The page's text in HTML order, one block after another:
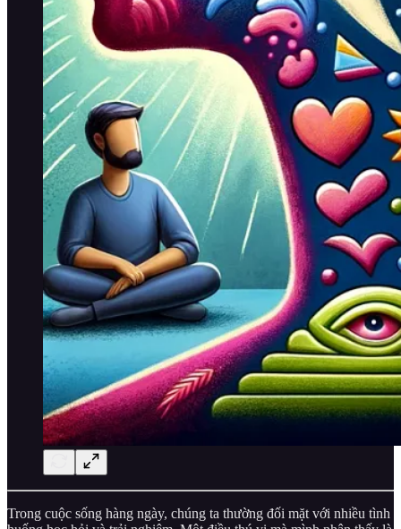
Trong cuộc sống hàng ngày, chúng ta thường đối mặt với nhiều tình